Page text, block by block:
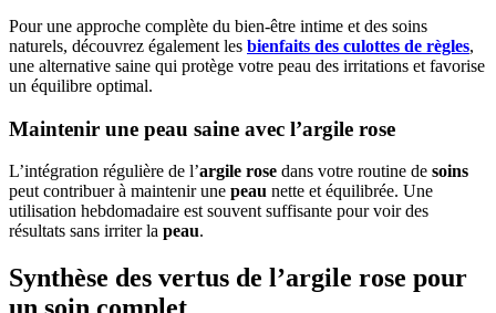
Pour une approche complète du bien-être intime et des soins
naturels, découvrez également les bienfaits des culottes de règles,
une alternative saine qui protège votre peau des irritations et favorise
un équilibre optimal.
Maintenir une peau saine avec l’argile rose
L’intégration régulière de l’argile rose dans votre routine de soins
peut contribuer à maintenir une peau nette et équilibrée. Une
utilisation hebdomadaire est souvent suffisante pour voir des
résultats sans irriter la peau.
Synthèse des vertus de l’argile rose pour